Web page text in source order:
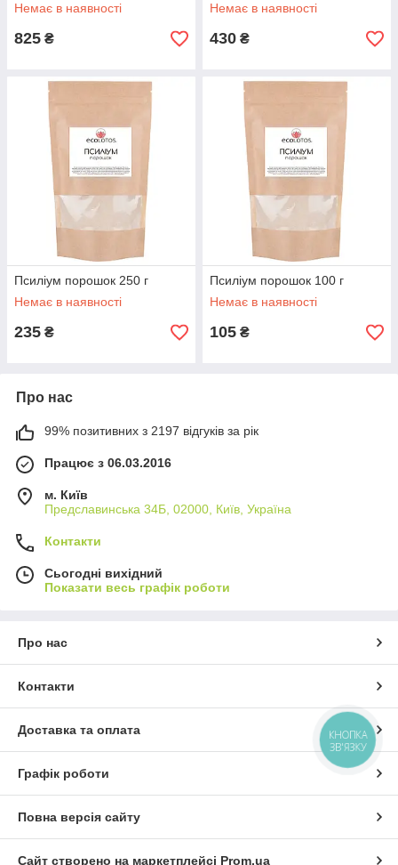
Немає в наявності
825 ₴
Немає в наявності
430 ₴
Псиліум порошок 250 г
Немає в наявності
235 ₴
Псиліум порошок 100 г
Немає в наявності
105 ₴
Про нас
99% позитивних з 2197 відгуків за рік
Працює з 06.03.2016
м. Київ
Предславинська 34Б, 02000, Київ, Україна
Контакти
Сьогодні вихідний
Показати весь графік роботи
Про нас
Контакти
Доставка та оплата
Графік роботи
Повна версія сайту
Сайт створено на маркетплейсі Prom.ua
КНОПКА
ЗВ'ЯЗКУ